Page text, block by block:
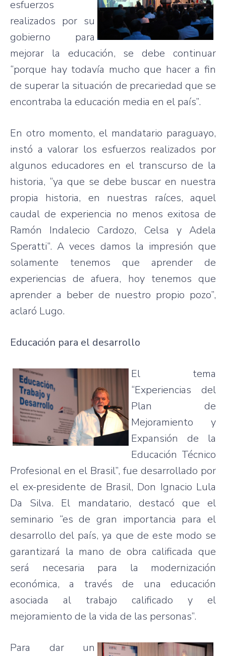
esfuerzos
realizados por su
gobierno para
mejorar la educación, se debe continuar
“porque hay todavía mucho que hacer a fin
de superar la situación de precariedad que se
encontraba la educación media en el país”.
En otro momento, el mandatario paraguayo,
instó a valorar los esfuerzos realizados por
algunos educadores en el transcurso de la
historia, “ya que se debe buscar en nuestra
propia historia, en nuestras raíces, aquel
caudal de experiencia no menos exitosa de
Ramón Indalecio Cardozo, Celsa y Adela
Speratti”. A veces damos la impresión que
solamente tenemos que aprender de
experiencias de afuera, hoy tenemos que
aprender a beber de nuestro propio pozo”,
aclaró Lugo.
Educación para el desarrollo
El tema
“Experiencias del
Plan de
Mejoramiento y
Expansión de la
Educación Técnico
Profesional en el Brasil”, fue desarrollado por
el ex-presidente de Brasil, Don Ignacio Lula
Da Silva. El mandatario, destacó que el
seminario “es de gran importancia para el
desarrollo del país, ya que de este modo se
garantizará la mano de obra calificada que
será necesaria para la modernización
económica, a través de una educación
asociada al trabajo calificado y el
mejoramiento de la vida de las personas”.
Para dar un